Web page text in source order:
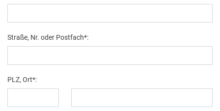
Straße, Nr. oder Postfach*:
PLZ, Ort*: